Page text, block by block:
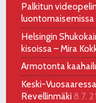
Palkitun
Helsingin
kisoissa – Mira
Armotonta
Keski-
Revellinmäki 8.7.